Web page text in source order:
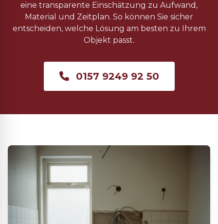
eine transparente Einschätzung zu Aufwand,
Material und Zeitplan. So können Sie sicher
entscheiden, welche Lösung am besten zu Ihrem
Objekt passt.
0157 9249 92 50